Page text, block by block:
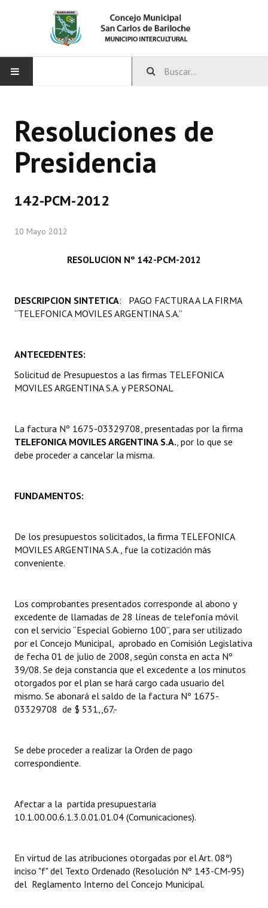
CONCEJO
Bloques Políticos
Comisiones Permanentes
Comisiones Especiales
Concejales Mandato Cumplido
LEGISLACIÓN
Constitución Provincial
Carta Orgánica 2007
Digesto
Organigrama
Proyectos Presentados
Dictámenes Asesoría Letrada
Informes de Unidad Coordinadora
Ejecución Presupuestaria
Actas de Audiencias Públicas
NORMATIVA
Comunicaciones
Resoluciones
INSTITUCIONAL
Noticias Destacadas
Registros y Distinciones
Resoluciones de
Presidencia
142-PCM-2012
10 Mayo 2012
RESOLUCION Nº 142-PCM-2012
DESCRIPCION SINTETICA: PAGO FACTURA A LA FIRMA
“TELEFONICA MOVILES ARGENTINA S.A.”
ANTECEDENTES:
Solicitud de Presupuestos a las firmas TELEFONICA
MOVILES ARGENTINA S.A. y PERSONAL
La factura Nº 1675-03329708, presentadas por la firma
TELEFONICA MOVILES ARGENTINA S.A., por lo que se
debe proceder a cancelar la misma.
FUNDAMENTOS:
De los presupuestos solicitados, la firma TELEFONICA
MOVILES ARGENTINA S.A., fue la cotización más
conveniente.
Los comprobantes presentados corresponde al abono y
excedente de llamadas de 28 líneas de telefonía móvil
con el servicio “Especial Gobierno 100”, para ser utilizado
por el Concejo Municipal, aprobado en Comisión Legislativa
de fecha 01 de julio de 2008, según consta en acta Nº
39/08. Se deja constancia que el excedente a los minutos
otorgados por el plan se hará cargo cada usuario del
mismo. Se abonará el saldo de la factura Nº 1675-
03329708 de $ 531,,67.-
Se debe proceder a realizar la Orden de pago
correspondiente.
Afectar a la partida presupuestaria
10.1.00.00.6.1.3.0.01.01.04 (Comunicaciones).
En virtud de las atribuciones otorgadas por el Art. 08º)
inciso "f" del Texto Ordenado (Resolución Nº 143-CM-95)
del Reglamento Interno del Concejo Municipal.